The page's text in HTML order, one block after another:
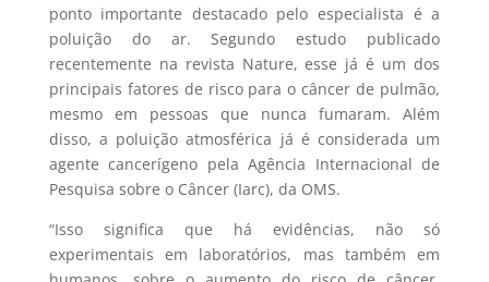
ponto importante destacado pelo especialista é a
poluição do ar. Segundo estudo publicado
recentemente na revista Nature, esse já é um dos
principais fatores de risco para o câncer de pulmão,
mesmo em pessoas que nunca fumaram. Além
disso, a poluição atmosférica já é considerada um
agente cancerígeno pela Agência Internacional de
Pesquisa sobre o Câncer (Iarc), da OMS.
“Isso significa que há evidências, não só
experimentais em laboratórios, mas também em